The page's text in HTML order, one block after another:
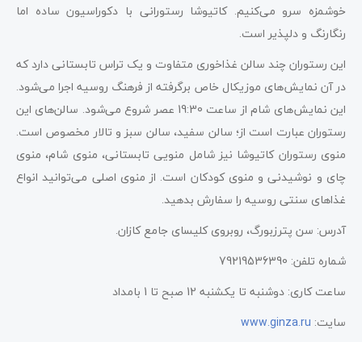
خوشمزه سرو می‌کنیم. کاتیوشا رستورانی با دکوراسیون ساده اما
رنگارنگ و دلپذیر است.
این رستوران چند سالن غذاخوری متفاوت و یک تراس تابستانی دارد که
در آن نمایش‌های موزیکال خاص برگرفته از فرهنگ روسیه اجرا می‌شود.
این نمایش‌های شام از ساعت 19:30 عصر شروع می‌شود. سالن‌های این
رستوران عبارت است از؛ سالن سفید، سالن سبز و تالار مخصوص است.
منوی رستوران کاتیوشا نیز شامل منویی تابستانی، منوی شام، منوی
چای و نوشیدنی و منوی کودکان است. از منوی اصلی می‌توانید انواع
غذاهای سنتی روسیه را سفارش بدهید.
آدرس: سن پترزبورگ، روبروی کلیسای جامع کازان.
شماره تلفن: 79219536390
ساعت کاری: دوشنبه تا یکشنبه 12 صبح تا 1 بامداد
سایت: www.ginza.ru